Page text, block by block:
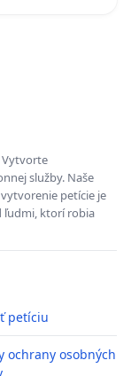
Vytvorte
služby. Naše
petície je
ľudmi, ktorí robia
petíciu
ochrany osobných